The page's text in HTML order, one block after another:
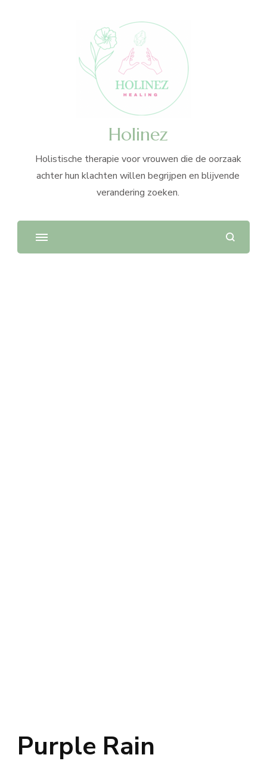
Holinez
Holistische therapie voor vrouwen die de oorzaak
achter hun klachten willen begrijpen en blijvende
verandering zoeken.
Purple Rain